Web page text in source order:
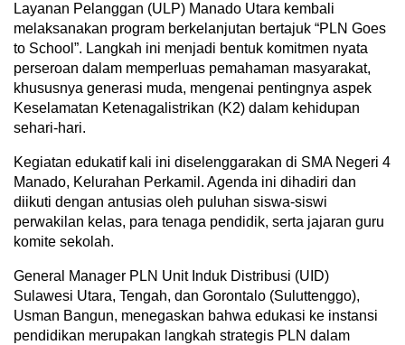
Layanan Pelanggan (ULP) Manado Utara kembali
melaksanakan program berkelanjutan bertajuk “PLN Goes
to School”. Langkah ini menjadi bentuk komitmen nyata
perseroan dalam memperluas pemahaman masyarakat,
khususnya generasi muda, mengenai pentingnya aspek
Keselamatan Ketenagalistrikan (K2) dalam kehidupan
sehari-hari.
Kegiatan edukatif kali ini diselenggarakan di SMA Negeri 4
Manado, Kelurahan Perkamil. Agenda ini dihadiri dan
diikuti dengan antusias oleh puluhan siswa-siswi
perwakilan kelas, para tenaga pendidik, serta jajaran guru
komite sekolah.
General Manager PLN Unit Induk Distribusi (UID)
Sulawesi Utara, Tengah, dan Gorontalo (Suluttenggo),
Usman Bangun, menegaskan bahwa edukasi ke instansi
pendidikan merupakan langkah strategis PLN dalam